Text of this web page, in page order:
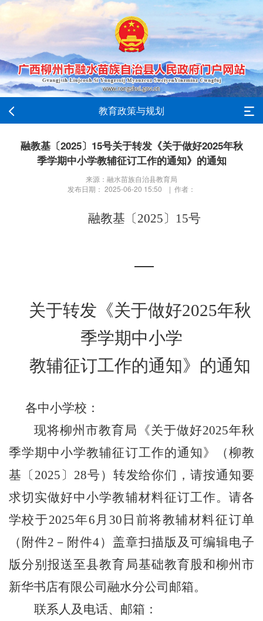
教育政策与规划
融教基〔2025〕15号关于转发《关于做好2025年秋
季学期中小学教辅征订工作的通知》的通知
来源：融水苗族自治县教育局
发布日期： 2025-06-20 15:50 | 作者：
融教基〔2025〕 15号
关于转发《关于做好2025年秋
季学期中小学
教辅征订工作的通知》的通知
各中小学校：
现将柳州市教育局《关于做好2025年秋
季学期中小学教辅征订工作的通知》（柳教
基〔 2025 〕 28号）转发给你们，请按通知要
求切实做好中小学教辅材料征订工作。请各
学校于2025年6 月 30 日前将教辅材料征订单
（附件2 －附件4）盖章扫描版及可编辑电子
版分别报送至县教育局基础教育股和柳州市
新华书店有限公司融水分公司邮箱。
联系人及电话、邮箱：